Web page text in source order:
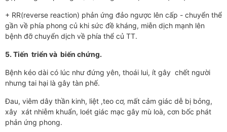
+ RR(reverse reaction) phản ứng đảo ngược lên cấp - chuyển thể
gần về phía phong củ khi sức đề kháng, miễn dịch mạnh lên
bệnh đỡ chuyển dịch về phía thể củ TT.
5. Tiến triển và biến chứng.
Bệnh kéo dài có lúc như đứng yên, thoái lui, ít gây chết người
nhưng tai hại là gây tàn phế.
Đau, viêm dây thần kinh, liệt ,teo cơ, mất cảm giác dễ bị bỏng,
xây xát nhiễm khuẩn, loét giác mạc gây mù loà, cơn bốc phát
phản ứng phong.